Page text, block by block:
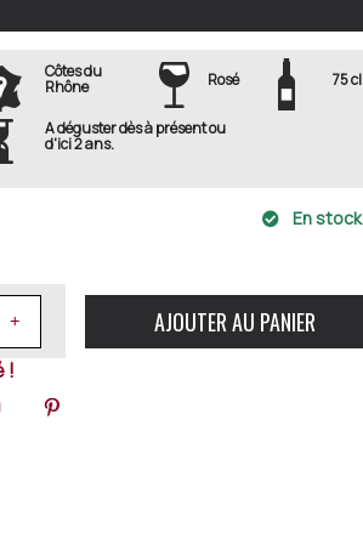
Côtes du
Rhône Rosé 75 cl
A déguster dès à présent ou
d'ici 2 ans.
En stock
AJOUTER AU PANIER
!